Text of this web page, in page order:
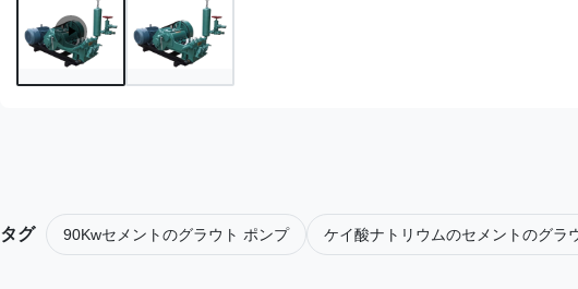
タグ 90Kwセメントのグラウト ポンプ ケイ酸ナトリウムのセメントのグラ